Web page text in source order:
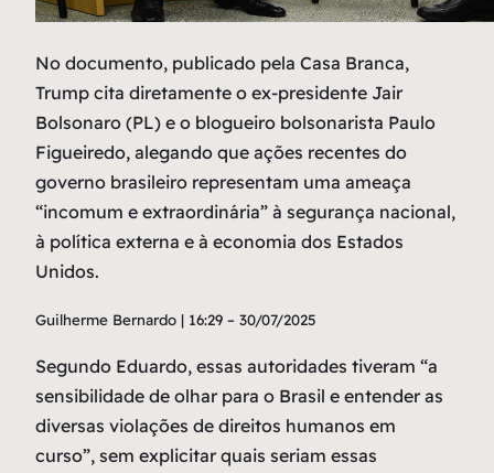
No documento, publicado pela Casa Branca,
Trump cita diretamente o ex-presidente Jair
Bolsonaro (PL) e o blogueiro bolsonarista Paulo
Figueiredo, alegando que ações recentes do
governo brasileiro representam uma ameaça
“incomum e extraordinária” à segurança nacional,
à política externa e à economia dos Estados
Unidos.
Guilherme Bernardo | 16:29 – 30/07/2025
Segundo Eduardo, essas autoridades tiveram “a
sensibilidade de olhar para o Brasil e entender as
diversas violações de direitos humanos em
curso”, sem explicitar quais seriam essas